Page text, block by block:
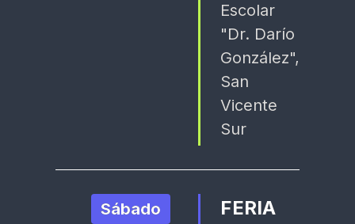
Escolar
"Dr. Darío
González",
San
Vicente
Sur
Sábado
FERIA